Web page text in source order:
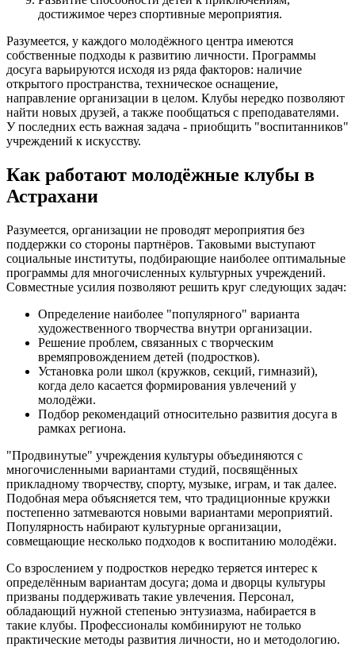
достижимое через спортивные мероприятия.
Разумеется, у каждого молодёжного центра имеются
собственные подходы к развитию личности. Программы
досуга варьируются исходя из ряда факторов: наличие
открытого пространства, техническое оснащение,
направление организации в целом. Клубы нередко позволяют
найти новых друзей, а также пообщаться с преподавателями.
У последних есть важная задача - приобщить "воспитанников"
учреждений к искусству.
Как работают молодёжные клубы в
Астрахани
Разумеется, организации не проводят мероприятия без
поддержки со стороны партнёров. Таковыми выступают
социальные институты, подбирающие наиболее оптимальные
программы для многочисленных культурных учреждений.
Совместные усилия позволяют решить круг следующих задач:
Определение наиболее "популярного" варианта
художественного творчества внутри организации.
Решение проблем, связанных с творческим
времяпровождением детей (подростков).
Установка роли школ (кружков, секций, гимназий),
когда дело касается формирования увлечений у
молодёжи.
Подбор рекомендаций относительно развития досуга в
рамках региона.
"Продвинутые" учреждения культуры объединяются с
многочисленными вариантами студий, посвящённых
прикладному творчеству, спорту, музыке, играм, и так далее.
Подобная мера объясняется тем, что традиционные кружки
постепенно затмеваются новыми вариантами мероприятий.
Популярность набирают культурные организации,
совмещающие несколько подходов к воспитанию молодёжи.
Со взрослением у подростков нередко теряется интерес к
определённым вариантам досуга; дома и дворцы культуры
призваны поддерживать такие увлечения. Персонал,
обладающий нужной степенью энтузиазма, набирается в
такие клубы. Профессионалы комбинируют не только
практические методы развития личности, но и методологию.